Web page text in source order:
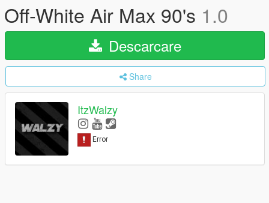
Off-White Air Max 90's 1.0
Descarcare
Share
ItzWalzy